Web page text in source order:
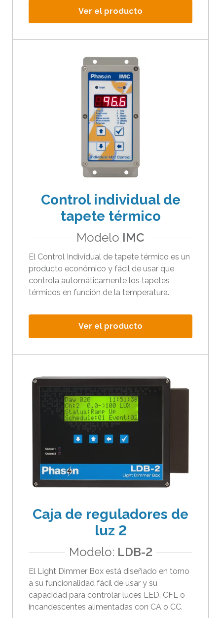
Ver el producto
Control individual de
tapete térmico
Modelo IMC
El Control Individual de tapete térmico es un
producto económico y fácil de usar que
controla automáticamente los tapetes
térmicos en función de la temperatura.
Ver el producto
Caja de reguladores de
luz 2
Modelo: LDB-2
El Light Dimmer Box está diseñado en torno
a su funcionalidad fácil de usar y su
capacidad para controlar luces LED, CFL o
incandescentes alimentadas con CA o CC.